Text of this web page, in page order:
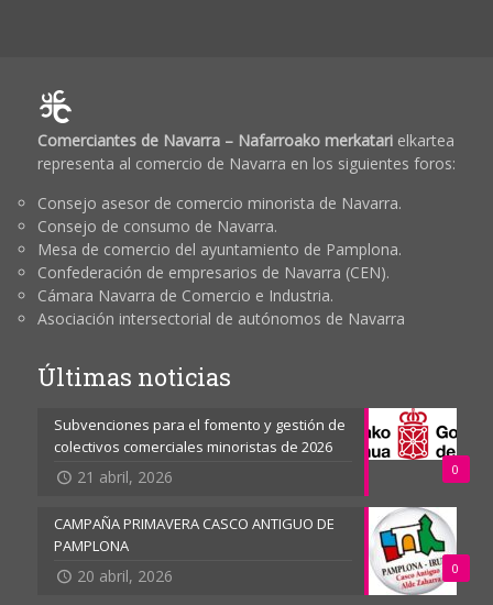
Comerciantes de Navarra – Nafarroako merkatarielkartea
representa al comercio de Navarra en los siguientes foros:
Consejo asesor de comercio minorista de Navarra.
Consejo de consumo de Navarra.
Mesa de comercio del ayuntamiento de Pamplona.
Confederación de empresarios de Navarra (CEN).
Cámara Navarra de Comercio e Industria.
Asociación intersectorial de autónomos de Navarra
Últimas noticias
0
Subvenciones para el fomento y gestión de
colectivos comerciales minoristas de 2026
21 abril, 2026
0
CAMPAÑA PRIMAVERA CASCO ANTIGUO DE
PAMPLONA
20 abril, 2026